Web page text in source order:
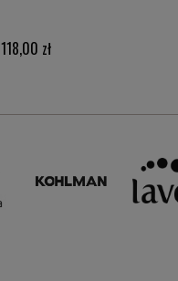
118,00 zł